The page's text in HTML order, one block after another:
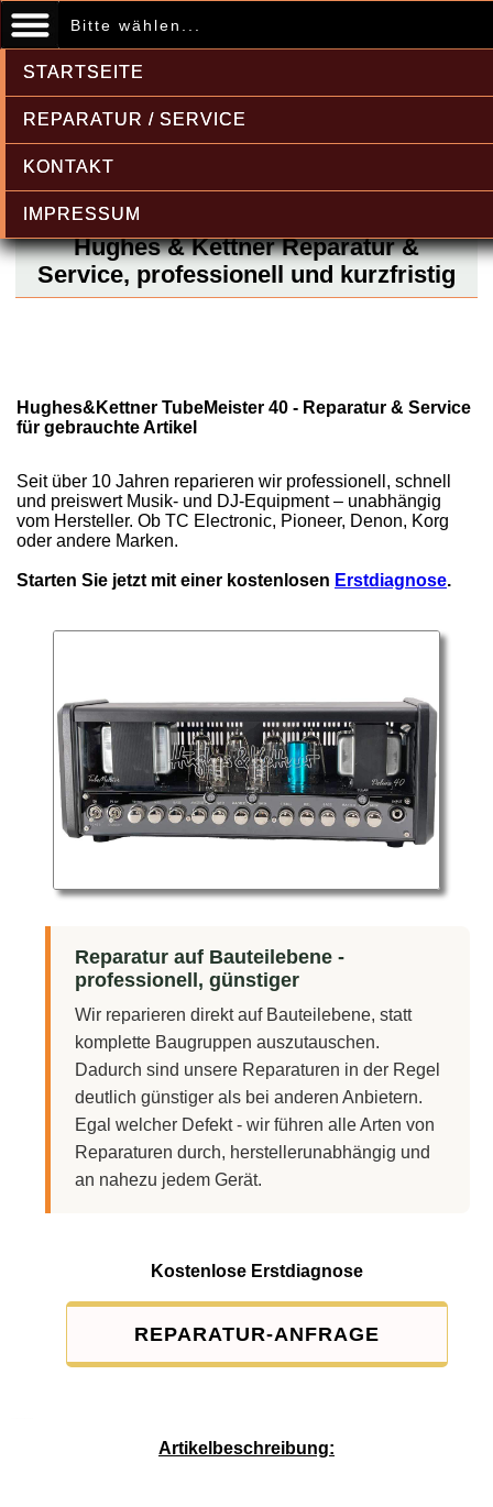
Bitte wählen...
STARTSEITE
REPARATUR / SERVICE
KONTAKT
IMPRESSUM
Hughes & Kettner Reparatur &
Service, professionell und kurzfristig
Hughes&Kettner TubeMeister 40 - Reparatur & Service
für gebrauchte Artikel
Seit über 10 Jahren reparieren wir professionell, schnell
und preiswert Musik- und DJ-Equipment – unabhängig
vom Hersteller. Ob TC Electronic, Pioneer, Denon, Korg
oder andere Marken.
Starten Sie jetzt mit einer kostenlosen Erstdiagnose.
Reparatur auf Bauteilebene -
professionell, günstiger
Wir reparieren direkt auf Bauteilebene, statt
komplette Baugruppen auszutauschen.
Dadurch sind unsere Reparaturen in der Regel
deutlich günstiger als bei anderen Anbietern.
Egal welcher Defekt - wir führen alle Arten von
Reparaturen durch, herstellerunabhängig und
an nahezu jedem Gerät.
Kostenlose Erstdiagnose
REPARATUR-ANFRAGE
Artikelbeschreibung: